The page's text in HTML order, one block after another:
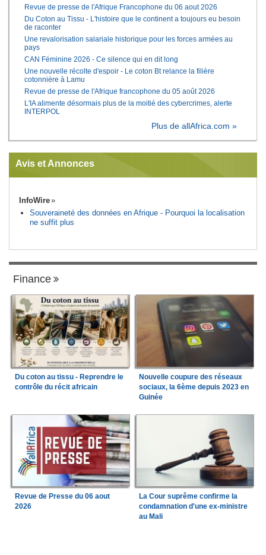
Revue de presse de l'Afrique Francophone du 06 aout 2026
Du Coton au Tissu - L'histoire que le continent a toujours eu besoin
de raconter
Une revalorisation salariale historique pour les forces armées au
pays
CAN Féminine 2026 - Ce silence qui en dit long
Une nouvelle récolte d'espoir - Le coton Bt relance la filière
cotonnière à Lamu
Revue de presse de l'Afrique francophone du 05 août 2026
L'IA alimente désormais plus de la moitié des cybercrimes, alerte
INTERPOL
Plus de allAfrica.com »
Avis et Annonces
InfoWire
Souveraineté des données en Afrique - Pourquoi la localisation
ne suffit plus
Finance
Du coton au tissu - Reprendre le
contrôle du récit africain
Nouvelle coupure des réseaux
sociaux, la 6ème depuis 2023 en
Guinée
Revue de Presse du 06 aout
2026
La Cour suprême confirme la
condamnation d'une ex-ministre
au Mali